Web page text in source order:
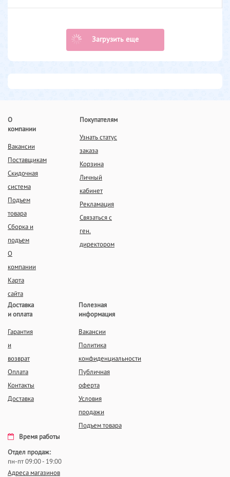
Загрузить еще
О
компании
Вакансии
Поставщикам
Скидочная
система
Подъем
товара
Сборка и
подъем
О
компании
Карта
сайта
Покупателям
Узнать статус
заказа
Корзина
Личный
кабинет
Рекламация
Связаться с
ген.
директором
Доставка
и оплата
Гарантия
и
возврат
Оплата
Контакты
Доставка
Полезная
информация
Вакансии
Политика
конфиденциальности
Публичная
оферта
Условия
продажи
Подъем товара
Время работы
Отдел продаж:
пн-пт 09:00 - 19:00
Адреса магазинов